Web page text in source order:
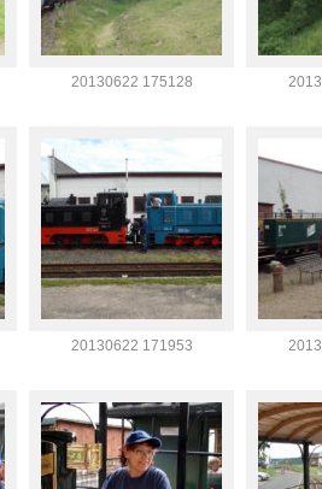
20130622 175128
20130622 171953